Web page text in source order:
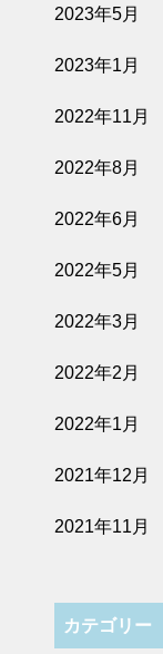
2023年5月
2023年1月
2022年11月
2022年8月
2022年6月
2022年5月
2022年3月
2022年2月
2022年1月
2021年12月
2021年11月
カテゴリー